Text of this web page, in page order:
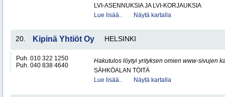
LVI-ASENNUKSIA JA LVI-KORJAUKSIA
Lue lisää..
Näytä kartalla
20. Kipinä Yhtiöt Oy HELSINKI
Puh. 010 322 1250
Puh. 040 838 4640
Hakutulos löytyi yrityksen omien www-sivujen
SÄHKÖALAN TÖITÄ
Lue lisää..
Näytä kartalla